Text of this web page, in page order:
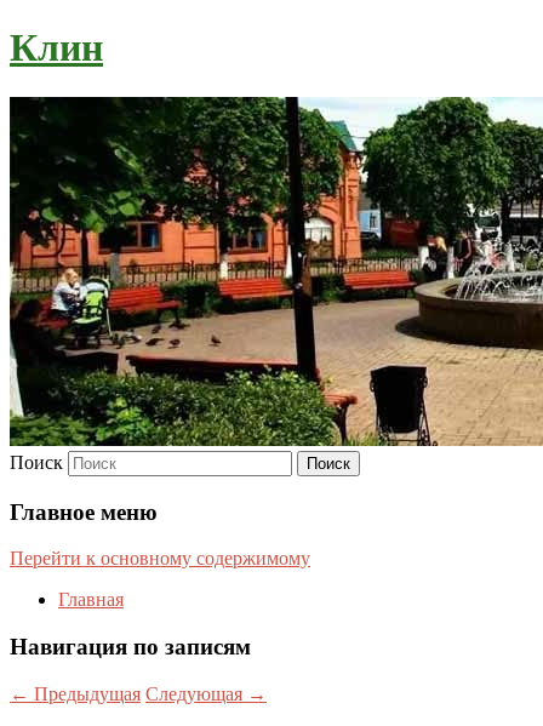
Клин
Поиск
Главное меню
Перейти к основному содержимому
Главная
Навигация по записям
← Предыдущая Следующая →